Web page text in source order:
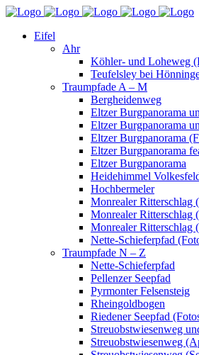
Eifel
Ahr
Köhler- und Loheweg
Teufelsley bei
Traumpfade A – M
Bergheidenweg
Eltzer Burgpanorama
Eltzer Burgpanorama
Eltzer Burgpanorama
Eltzer Burgpanorama
Eltzer Burgpanorama
Heidehimmel
Hochbermeler
Monrealer Ritterschlag
Monrealer Ritterschlag
Monrealer Ritterschlag
Nette-Schieferpfad
Traumpfade N – Z
Nette-Schieferpfad
Pellenzer Seepfad
Pyrmonter Felsensteig
Rheingoldbogen
Riedener Seepfad
Streuobstwiesenweg
Streuobstwiesenweg